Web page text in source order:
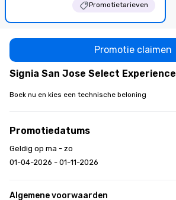
Promotietarieven
Signia San Jose Select Experience
Promotie claimen
Boek nu en kies een technische beloning
Promotiedatums
Geldig op ma - zo
01-04-2026 - 01-11-2026
Algemene voorwaarden